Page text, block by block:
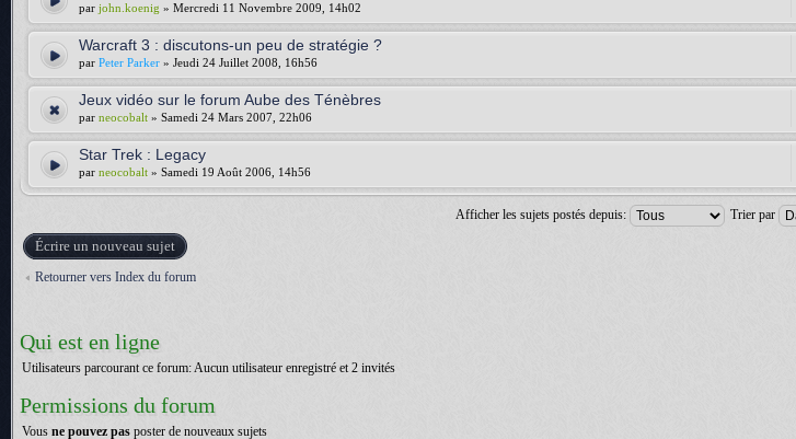
par john.koenig » Mercredi 11 Novembre 2009, 14h02
Warcraft 3 : discutons-un peu de stratégie ?
par Peter Parker » Jeudi 24 Juillet 2008, 16h56
Jeux vidéo sur le forum Aube des Ténèbres
par neocobalt » Samedi 24 Mars 2007, 22h06
Star Trek : Legacy
par neocobalt » Samedi 19 Août 2006, 14h56
Afficher les sujets postés depuis: Trier par
Écrire un nouveau sujet
Retourner vers Index du forum
Qui est en ligne
Utilisateurs parcourant ce forum: Aucun utilisateur enregistré et 2 invités
Permissions du forum
Vous ne pouvez pas poster de nouveaux sujets